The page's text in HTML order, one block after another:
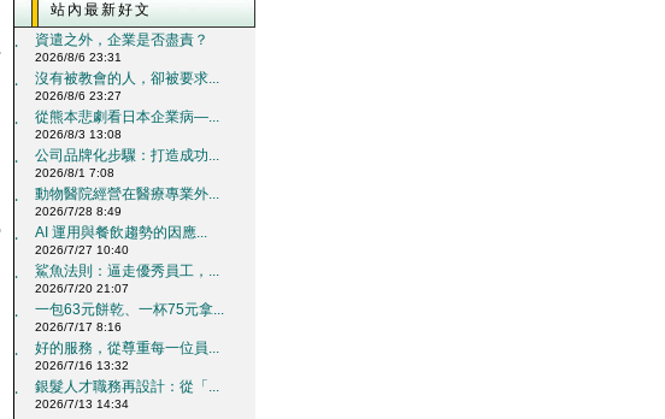
站內最新好文
‧ 資遣之外，企業是否盡責？
2026/8/6 23:31
‧ 沒有被教會的人，卻被要求...
2026/8/6 23:27
‧ 從熊本悲劇看日本企業病—...
2026/8/3 13:08
‧ 公司品牌化步驟：打造成功...
2026/8/1 7:08
‧ 動物醫院經營在醫療專業外...
2026/7/28 8:49
‧ AI 運用與餐飲趨勢的因應...
2026/7/27 10:40
‧ 鯊魚法則：逼走優秀員工，...
2026/7/20 21:07
‧ 一包63元餅乾、一杯75元拿...
2026/7/17 8:16
‧ 好的服務，從尊重每一位員...
2026/7/16 13:32
‧ 銀髮人才職務再設計：從「...
2026/7/13 14:34